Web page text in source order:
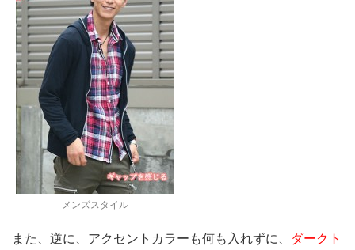
メンズスタイル
また、逆に、アクセントカラーも何も入れずに、 ダークト